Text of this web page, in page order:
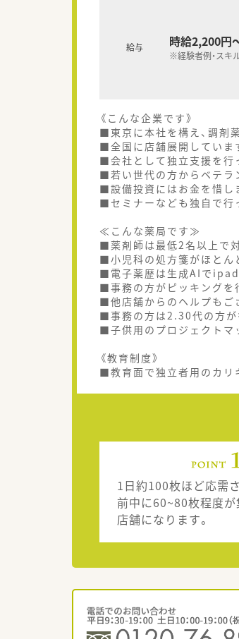
給与 時給2,200円
※経験者例・スキ
《こんな企業です》
■東京に本社を構え、調剤
■全国に店舗展開していま
■会社として独立支援を行
■若い世代の方からベテラ
■設備投資にはお金を惜し
■セミナーなども独自で行
≪こんな薬局です≫
■薬剤師は最低2名以上で
■小児科の処方箋がほとん
■電子薬歴は生成AIでipad
■事務の方がピッキングを
■他店舗からのヘルプもご
■事務の方は2.30代の方が
■子供用のプロジェクトマ
《教育制度》
■教育面で独立者用のカリ
1日約100枚ほど応需
前中に60~80枚程度が
店舗になります。